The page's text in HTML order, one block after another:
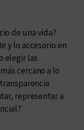
de una vida?
y lo accesorio en
elegir las
cercano a lo
representar a